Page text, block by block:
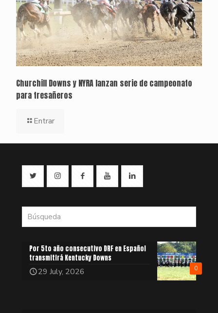
Churchill Downs y NYRA lanzan serie de campeonato
para tresañeros
Entrar
0
Por 5to año consecutivo DRF en Español
transmitirá Kentucky Downs
29 July, 2026